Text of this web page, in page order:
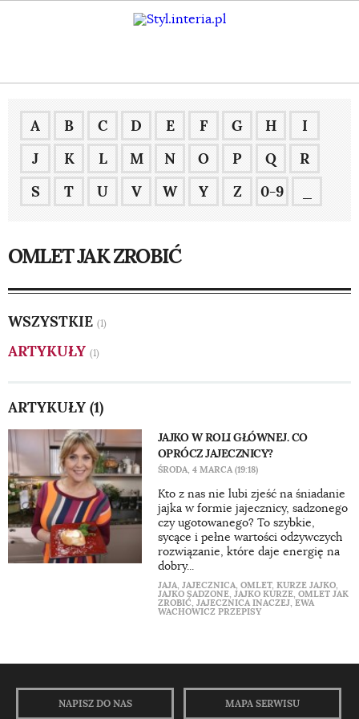
A B C D E F G H
I
J
K L M N O P Q
R
S
T U V W Y Z 0-9
OMLET JAK ZROBIĆ
WSZYSTKIE (1)
ARTYKUŁY (1)
ARTYKUŁY (1)
JAJKO W ROLI GŁÓWNEJ. CO
OPRÓCZ JAJECZNICY?
ŚRODA, 4 MARCA (19:18)
Kto z nas nie lubi zjeść na śniadanie
jajka w formie jajecznicy, sadzonego
czy ugotowanego? To szybkie,
sycące i pełne wartości odżywczych
rozwiązanie, które daje energię na
dobry...
JAJA, JAJECZNICA, OMLET, KURZE JAJKO,
JAJKO SADZONE, JAJKO KURZE, OMLET JAK
ZROBIĆ, JAJECZNICA INACZEJ, EWA
WACHOWICZ PRZEPISY
NAPISZ DO NAS MAPA SERWISU